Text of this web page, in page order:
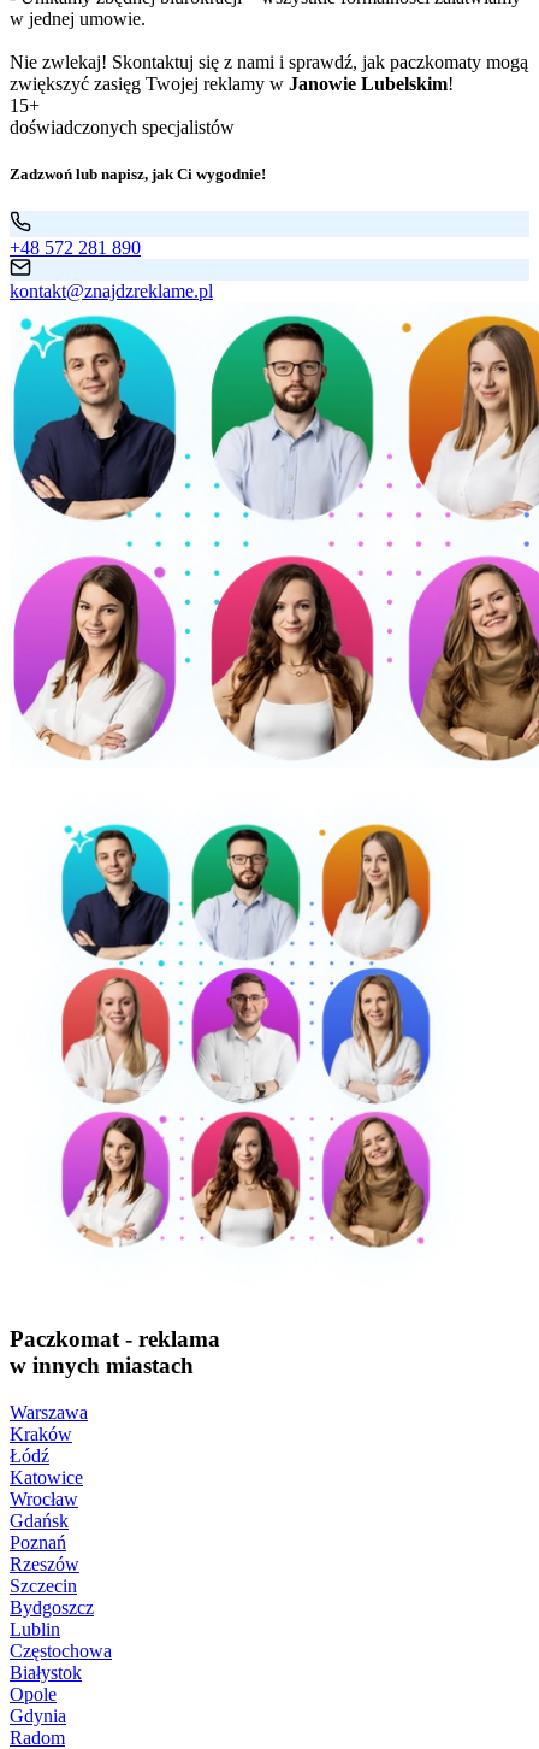
w jednej umowie.
Nie zwlekaj! Skontaktuj się z nami i sprawdź, jak paczkomaty mogą
zwiększyć zasięg Twojej reklamy w Janowie Lubelskim!
15+
doświadczonych specjalistów
Zadzwoń lub napisz, jak Ci wygodnie!
+48 572 281 890
kontakt@znajdzreklame.pl
Paczkomat - reklama
w innych miastach
Warszawa
Kraków
Łódź
Katowice
Wrocław
Gdańsk
Poznań
Rzeszów
Szczecin
Bydgoszcz
Lublin
Częstochowa
Białystok
Opole
Gdynia
Radom